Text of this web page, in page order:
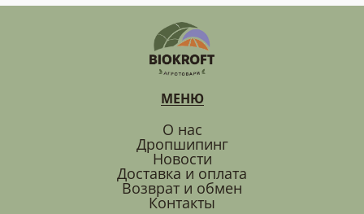
МЕНЮ
О нас
Дропшипинг
Новости
Доставка и оплата
Возврат и обмен
Контакты